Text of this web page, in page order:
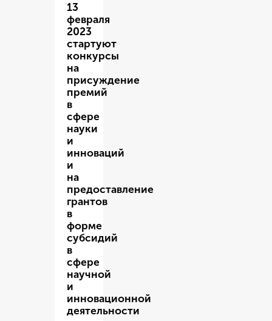
13
февраля
2023
стартуют
конкурсы
на
присуждение
премий
в
сфере
науки
и
инноваций
и
на
предоставление
грантов
в
форме
субсидий
в
сфере
научной
и
инновационной
деятельности